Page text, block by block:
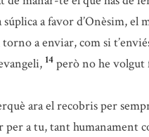
a favor d’Onèsim, el
torno a enviar, com si
14 però no he volgut
ara el recobris per
a tu, tant humanament